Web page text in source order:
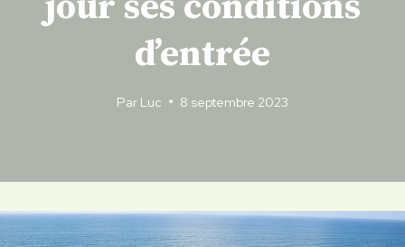
d’entrée
Par Luc 8 septembre 2023